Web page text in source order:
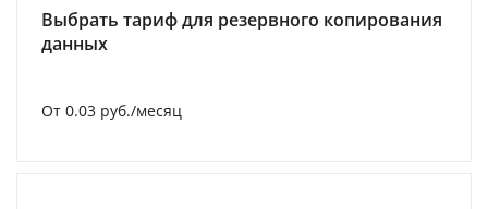
Выбрать тариф для резервного копирования
данных
От 0.03 руб./месяц